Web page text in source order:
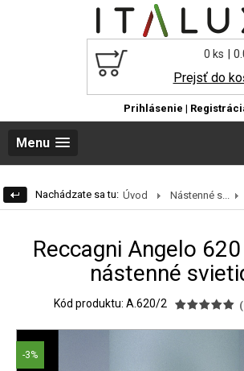
0 ks |
Prejsť do
Prihlásenie |
Menu
Nachádzate sa tu: Úvod Nástenné s...
Reccagni Angelo
nástenné
Kód produktu: A.620/2 (
-3%